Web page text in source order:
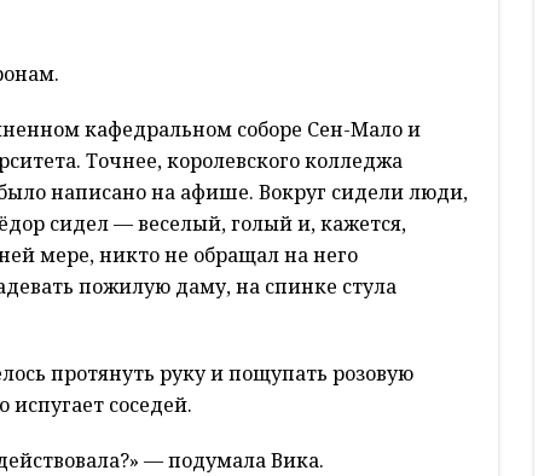
кафедральном соборе Сен-Мало и
Точнее, королевского колледжа
написано на афише. Вокруг сидели люди,
сидел — веселый, голый и, кажется,
мере, никто не обращал на него
пожилую даму, на спинке стула
протянуть руку и пощупать розовую
соседей.
— подумала Вика.